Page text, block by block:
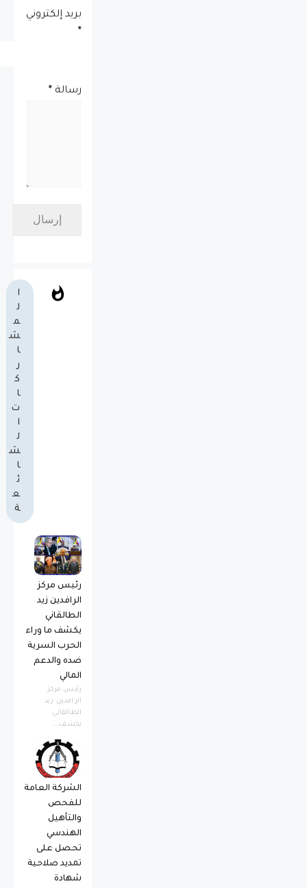
بريد إلكتروني
*
رسالة *
ا
ل
م
ش
ا
ر
ك
ا
ت
ا
ل
ش
ا
ئ
ع
ة
رئيس مركز
الرافدين زيد
الطالقاني
يكشف ما وراء
الحرب السرية
ضده والدعم
المالي
رئيس مركز
الرافدين زيد
الطالقاني
يكشف...
الشركة العامة
للفحص
والتأهيل
الهندسي
تحصل على
تمديد صلاحية
شهادة